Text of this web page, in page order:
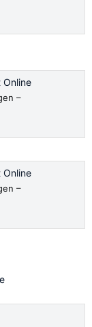
Online
–
Online
–